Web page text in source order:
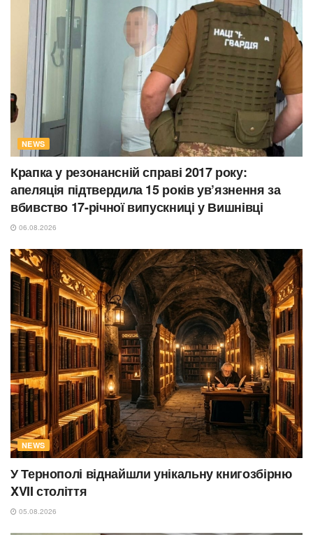
NEWS
Крапка у резонансній справі 2017 року:
апеляція підтвердила 15 років ув’язнення за
вбивство 17-річної випускниці у Вишнівці
06.08.2026
NEWS
У Тернополі віднайшли унікальну книгозбірню
XVII століття
05.08.2026